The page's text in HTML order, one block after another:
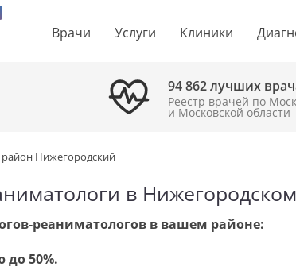
Врачи Услуги Клиники
94 862 лучших
Реестр врачей по
и Московской области
район Нижегородский
в
реаниматологов в вашем районе:
до 50%.